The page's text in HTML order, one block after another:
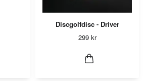
Discgolfdisc - Driver
299 kr